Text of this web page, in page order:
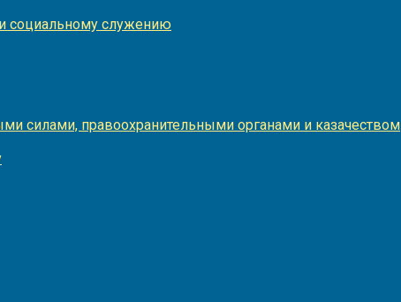
социальному служению
силами, правоохранительными органами и казачеством